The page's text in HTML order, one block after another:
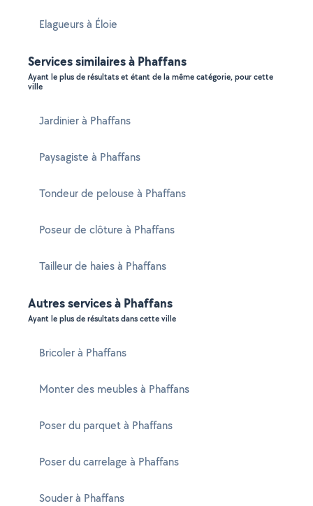
Elagueurs à Éloie
Services similaires à Phaffans
Ayant le plus de résultats et étant de la même catégorie, pour cette
ville
Jardinier à Phaffans
Paysagiste à Phaffans
Tondeur de pelouse à Phaffans
Poseur de clôture à Phaffans
Tailleur de haies à Phaffans
Autres services à Phaffans
Ayant le plus de résultats dans cette ville
Bricoler à Phaffans
Monter des meubles à Phaffans
Poser du parquet à Phaffans
Poser du carrelage à Phaffans
Souder à Phaffans